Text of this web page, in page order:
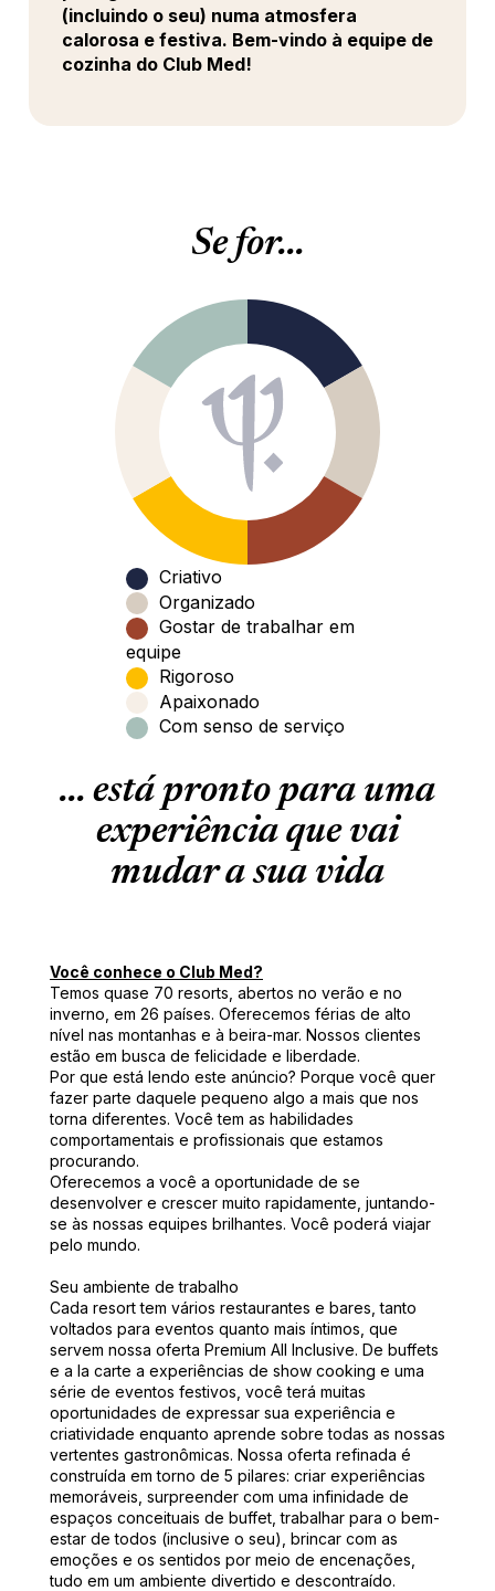
(incluindo o seu) numa atmosfera
calorosa e festiva. Bem-vindo à equipe de
cozinha do Club Med!
Se for...
Criativo
Organizado
Gostar de trabalhar em
equipe
Rigoroso
Apaixonado
Com senso de serviço
... está pronto para uma
experiência que vai
mudar a sua vida
Você conhece o Club Med?
Temos quase 70 resorts, abertos no verão e no
inverno, em 26 países. Oferecemos férias de alto
nível nas montanhas e à beira-mar. Nossos clientes
estão em busca de felicidade e liberdade.
Por que está lendo este anúncio? Porque você quer
fazer parte daquele pequeno algo a mais que nos
torna diferentes. Você tem as habilidades
comportamentais e profissionais que estamos
procurando.
Oferecemos a você a oportunidade de se
desenvolver e crescer muito rapidamente, juntando-
se às nossas equipes brilhantes. Você poderá viajar
pelo mundo.
Seu ambiente de trabalho
Cada resort tem vários restaurantes e bares, tanto
voltados para eventos quanto mais íntimos, que
servem nossa oferta Premium All Inclusive. De buffets
e a la carte a experiências de show cooking e uma
série de eventos festivos, você terá muitas
oportunidades de expressar sua experiência e
criatividade enquanto aprende sobre todas as nossas
vertentes gastronômicas. Nossa oferta refinada é
construída em torno de 5 pilares: criar experiências
memoráveis, surpreender com uma infinidade de
espaços conceituais de buffet, trabalhar para o bem-
estar de todos (inclusive o seu), brincar com as
emoções e os sentidos por meio de encenações,
tudo em um ambiente divertido e descontraído.